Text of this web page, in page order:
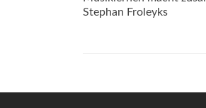
Stephan Froleyks